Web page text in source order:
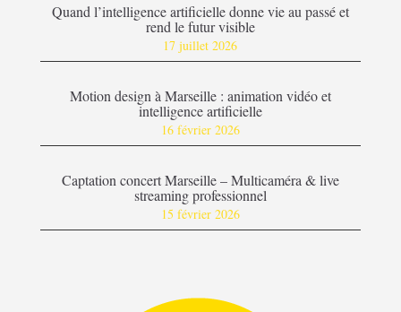
Quand l’intelligence artificielle donne vie au passé et
rend le futur visible
17 juillet 2026
Motion design à Marseille : animation vidéo et
intelligence artificielle
16 février 2026
Captation concert Marseille – Multicaméra & live
streaming professionnel
15 février 2026